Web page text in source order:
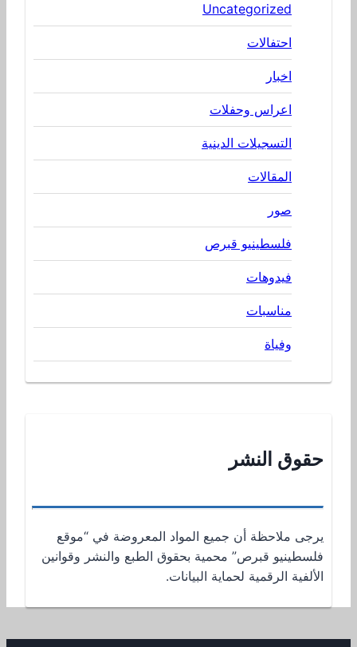
Uncategorized
احتفالات
اخبار
اعراس وحفلات
التسجيلات الدينية
المقالات
صور
فلسطينيو قبرص
فيدوهات
مناسبات
وفياة
حقوق النشر
يرجى ملاحظة أن جميع المواد المعروضة في “موقع
فلسطينيو قبرص” محمية بحقوق الطبع والنشر وقوانين
الألفية الرقمية لحماية البيانات.